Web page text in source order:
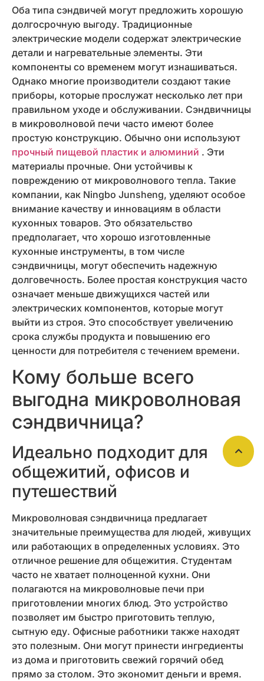
Оба типа сэндвичей могут предложить хорошую
долгосрочную выгоду. Традиционные
электрические модели содержат электрические
детали и нагревательные элементы. Эти
компоненты со временем могут изнашиваться.
Однако многие производители создают такие
приборы, которые прослужат несколько лет при
правильном уходе и обслуживании. Сэндвичницы
в микроволновой печи часто имеют более
простую конструкцию. Обычно они используют
прочный пищевой пластик и алюминий . Эти
материалы прочные. Они устойчивы к
повреждению от микроволнового тепла. Такие
компании, как Ningbo Junsheng, уделяют особое
внимание качеству и инновациям в области
кухонных товаров. Это обязательство
предполагает, что хорошо изготовленные
кухонные инструменты, в том числе
сэндвичницы, могут обеспечить надежную
долговечность. Более простая конструкция часто
означает меньше движущихся частей или
электрических компонентов, которые могут
выйти из строя. Это способствует увеличению
срока службы продукта и повышению его
ценности для потребителя с течением времени.
Кому больше всего
выгодна микроволновая
сэндвичница?
Идеально подходит для
общежитий, офисов и
путешествий
Микроволновая сэндвичница предлагает
значительные преимущества для людей, живущих
или работающих в определенных условиях. Это
отличное решение для общежития. Студентам
часто не хватает полноценной кухни. Они
полагаются на микроволновые печи при
приготовлении многих блюд. Это устройство
позволяет им быстро приготовить теплую,
сытную еду. Офисные работники также находят
это полезным. Они могут принести ингредиенты
из дома и приготовить свежий горячий обед
прямо за столом. Это экономит деньги и время.